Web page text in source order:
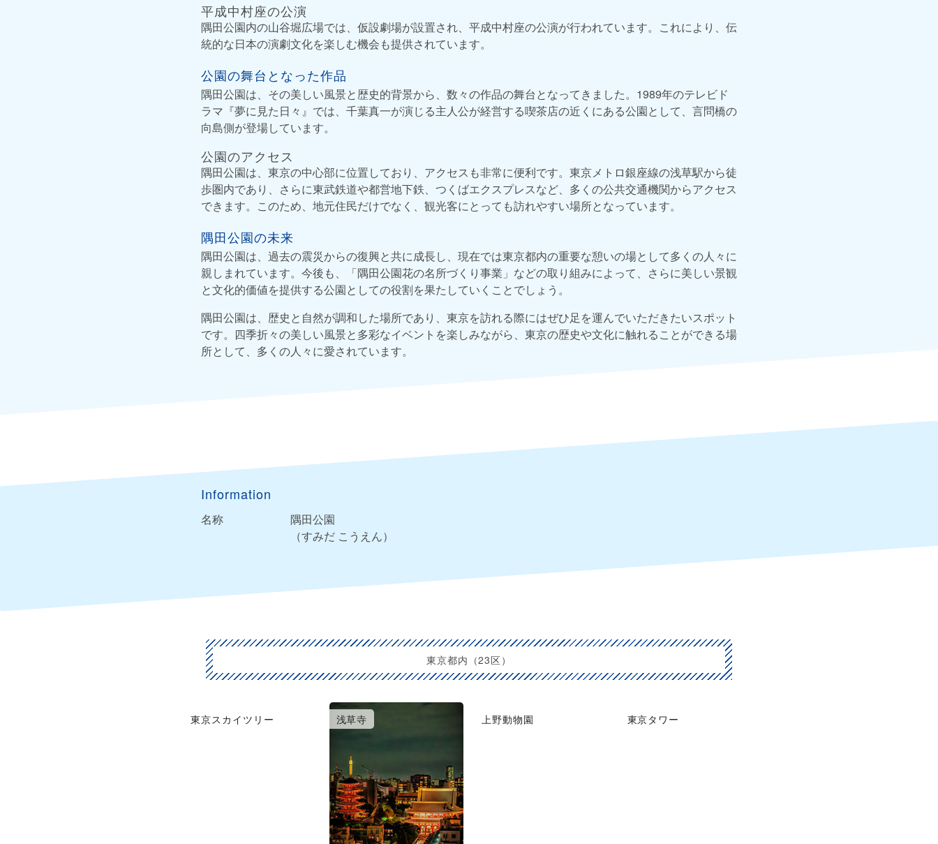
平成中村座の公演
隅田公園内の山谷堀広場では、仮設劇場が設置され、平成中村座の公演が行われています。これにより、伝
統的な日本の演劇文化を楽しむ機会も提供されています。
公園の舞台となった作品
隅田公園は、その美しい風景と歴史的背景から、数々の作品の舞台となってきました。1989年のテレビド
ラマ『夢に見た日々』では、千葉真一が演じる主人公が経営する喫茶店の近くにある公園として、言問橋の
向島側が登場しています。
公園のアクセス
隅田公園は、東京の中心部に位置しており、アクセスも非常に便利です。東京メトロ銀座線の浅草駅から徒
歩圏内であり、さらに東武鉄道や都営地下鉄、つくばエクスプレスなど、多くの公共交通機関からアクセス
できます。このため、地元住民だけでなく、観光客にとっても訪れやすい場所となっています。
隅田公園の未来
隅田公園は、過去の震災からの復興と共に成長し、現在では東京都内の重要な憩いの場として多くの人々に
親しまれています。今後も、「隅田公園花の名所づくり事業」などの取り組みによって、さらに美しい景観
と文化的価値を提供する公園としての役割を果たしていくことでしょう。
隅田公園は、歴史と自然が調和した場所であり、東京を訪れる際にはぜひ足を運んでいただきたいスポット
です。四季折々の美しい風景と多彩なイベントを楽しみながら、東京の歴史や文化に触れることができる場
所として、多くの人々に愛されています。
Information
名称
隅田公園
（すみだ こうえん）
東京都内（23区）
東京スカイツリー 浅草寺 上野動物園 東京タワー